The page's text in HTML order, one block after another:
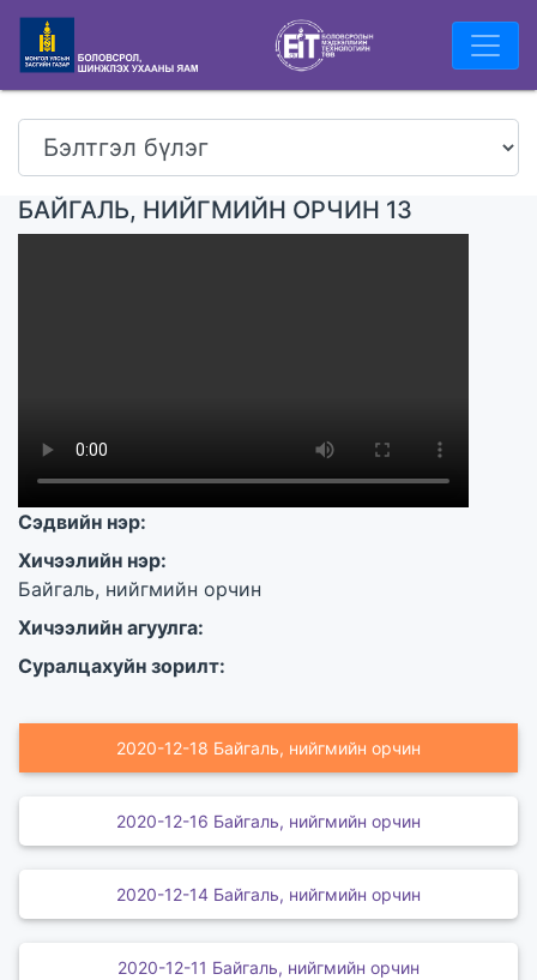
БАЙГАЛЬ, НИЙГМИЙН ОРЧИН 13
Сэдвийн нэр:
Хичээлийн нэр:
Байгаль, нийгмийн орчин
Хичээлийн агуулга:
Суралцахуйн зорилт:
2020-12-18 Байгаль, нийгмийн орчин
2020-12-16 Байгаль, нийгмийн орчин
2020-12-14 Байгаль, нийгмийн орчин
2020-12-11 Байгаль, нийгмийн орчин